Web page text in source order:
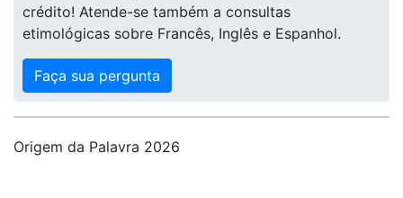
crédito! Atende-se também a consultas
etimológicas sobre Francês, Inglês e Espanhol.
Faça sua pergunta
Origem da Palavra 2026